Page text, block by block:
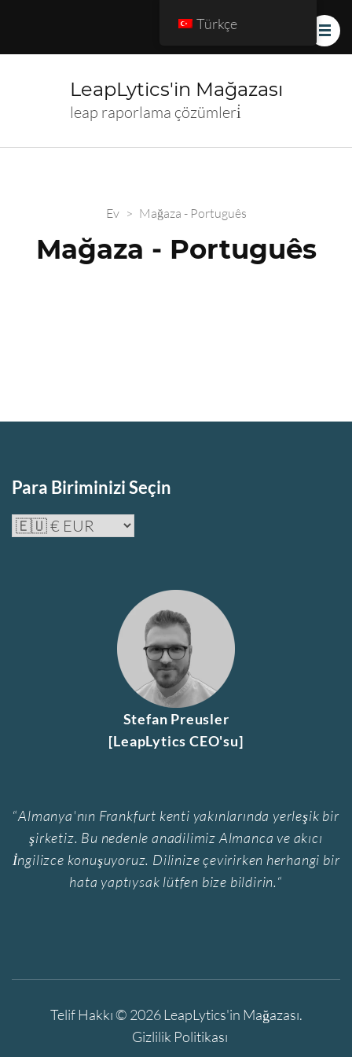
LeapLytics'in Mağazası
leap raporlama çözümleri̇
Ev > Mağaza - Português
Mağaza - Português
Para Biriminizi Seçin
Stefan Preusler
[LeapLytics CEO'su]
“Almanya'nın Frankfurt kenti yakınlarında yerleşik bir
şirketiz. Bu nedenle anadilimiz Almanca ve akıcı
İngilizce konuşuyoruz. Dilinize çevirirken herhangi bir
hata yaptıysak lütfen bize bildirin.“
Telif Hakkı © 2026LeapLytics'in Mağazası.
Gizlilik Politikası
Türkçe